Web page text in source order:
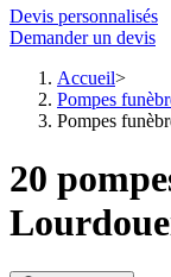
Devis personnalisés
Demander un devis
Accueil
Pompes
Pompes
20